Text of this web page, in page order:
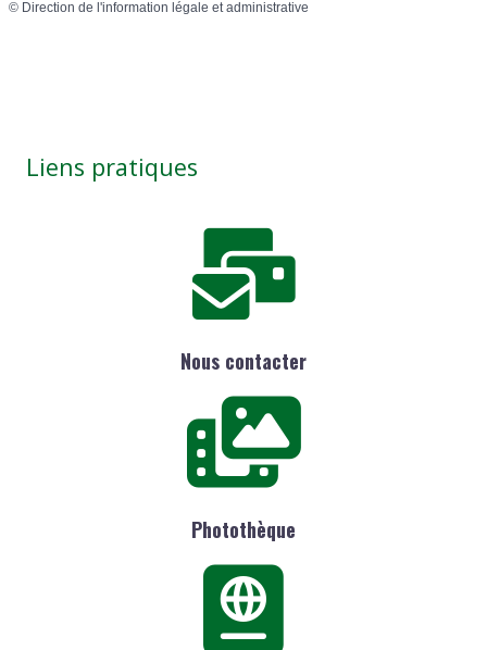
© Direction de l'information légale et administrative
Liens pratiques
Nous contacter
Photothèque